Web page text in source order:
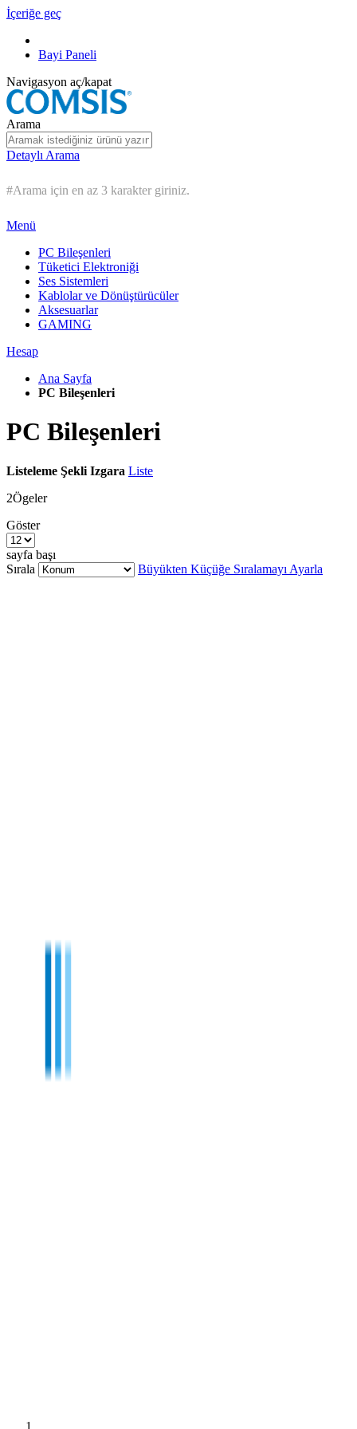
İçeriğe geç
Bayi Paneli
Navigasyon aç/kapat
Arama
Detaylı Arama
#Arama için en az 3 karakter giriniz.
Menü
PC Bileşenleri
Tüketici Elektroniği
Ses Sistemleri
Kablolar ve Dönüştürücüler
Aksesuarlar
GAMING
Hesap
Ana Sayfa
PC Bileşenleri
PC Bileşenleri
Listeleme Şekli Izgara Liste
2Ögeler
Göster
sayfa başı
Sırala
Büyükten Küçüğe Sıralamayı Ayarla